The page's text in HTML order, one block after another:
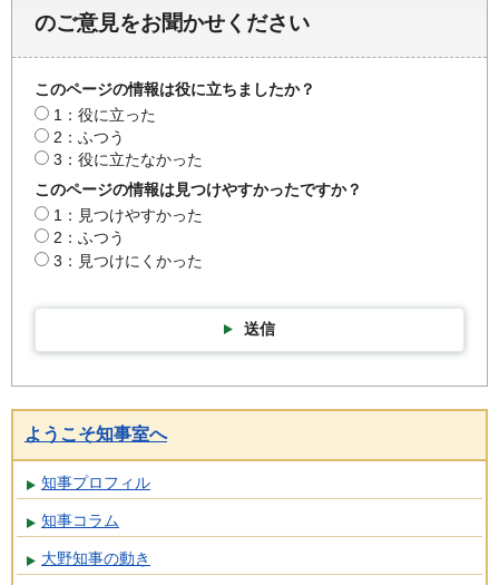
のご意見をお聞かせください
このページの情報は役に立ちましたか？
1：役に立った
2：ふつう
3：役に立たなかった
このページの情報は見つけやすかったですか？
1：見つけやすかった
2：ふつう
3：見つけにくかった
送信
ようこそ知事室へ
知事プロフィル
知事コラム
大野知事の動き